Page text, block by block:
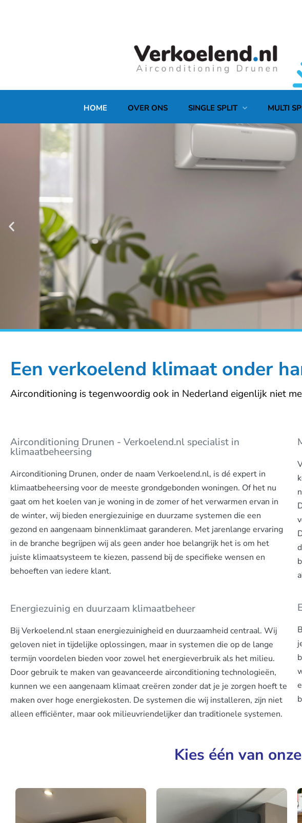
HOME OVER ONS SINGLE SPLIT MULTI
Toekomst van
klimaatbeheersing
Efficiënt en duurzame productie
Neem contact op
Een verkoelend klimaat onder
Airconditioning is tegenwoordig ook in Nederland eigenlijk niet
Airconditioning Drunen - Verkoelend.nl specialist in
klimaatbeheersing
Airconditioning Drunen, onder de naam Verkoelend.nl, is dé expert in
klimaatbeheersing voor de meeste grondgebonden woningen. Of het nu
gaat om het koelen van je woning in de zomer of het verwarmen ervan in
de winter, wij bieden energiezuinige en duurzame systemen die een
gezond en aangenaam binnenklimaat garanderen. Met jarenlange ervaring
in de branche begrijpen wij als geen ander hoe belangrijk het is om het
juiste klimaatsysteem te kiezen, passend bij de specifieke wensen en
behoeften van iedere klant.
Energiezuinig en duurzaam klimaatbeheer
Bij Verkoelend.nl staan energiezuinigheid en duurzaamheid centraal. Wij
geloven niet in tijdelijke oplossingen, maar in systemen die op de lange
termijn voordelen bieden voor zowel het energieverbruik als het milieu.
Door gebruik te maken van geavanceerde airconditioning technologieën,
kunnen we een aangenaam klimaat creëren zonder dat je je zorgen hoeft te
maken over hoge energiekosten. De systemen die wij installeren, zijn niet
alleen efficiënter, maar ook milieuvriendelijker dan traditionele systemen.
Kies één van